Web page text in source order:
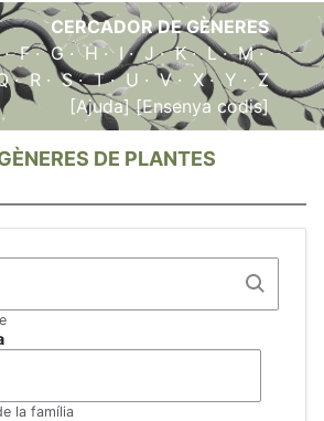
CERCADOR DE GÈNERES
·F·G·H · I·J·K·L·M·
·R ·S·T·U ·V· X·Y ·Z
[Ajuda][Ensenya codis]
DE PLANTES
la família